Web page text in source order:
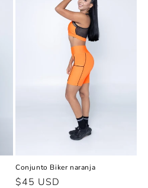
Conjunto Biker naranja
Precio
$45 USD